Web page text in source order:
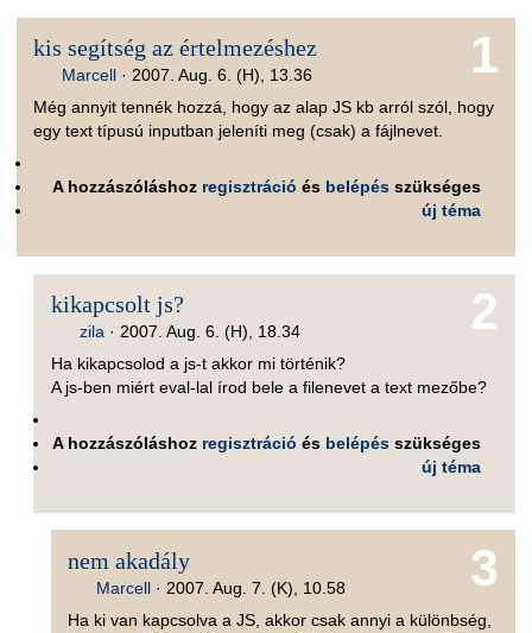
1
kis segítség az értelmezéshez
Marcell · 2007. Aug. 6. (H), 13.36
Még annyit tennék hozzá, hogy az alap JS kb arról szól, hogy
egy text típusú inputban jeleníti meg (csak) a fájlnevet.
A hozzászóláshoz regisztráció és belépés szükséges
új téma
2
kikapcsolt js?
zila · 2007. Aug. 6. (H), 18.34
Ha kikapcsolod a js-t akkor mi történik?
A js-ben miért eval-lal írod bele a filenevet a text mezőbe?
A hozzászóláshoz regisztráció és belépés szükséges
új téma
3
nem akadály
Marcell· 2007. Aug. 7. (K), 10.58
Ha ki van kapcsolva a JS, akkor csak annyi a különbség,